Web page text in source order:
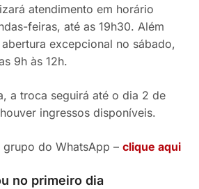
atendimento em horário
feiras, até as 19h30. Além
excepcional no sábado,
9h às 12h.
a troca seguirá até o dia 2 de
ingressos disponíveis.
grupo do WhatsApp –clique aqui
no primeiro dia